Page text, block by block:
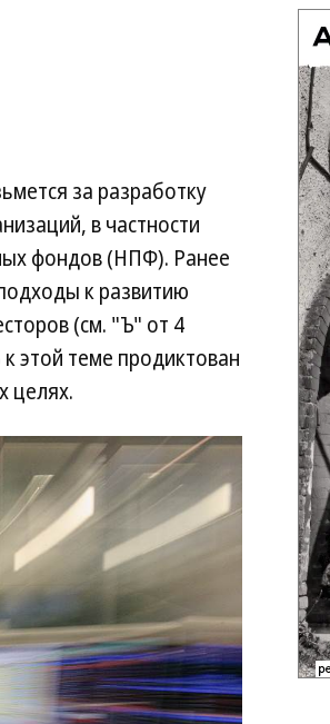
за разработку
в частности
фондов (НПФ). Ранее
к развитию
(см. "Ъ" от 4
этой теме продиктован
целях.